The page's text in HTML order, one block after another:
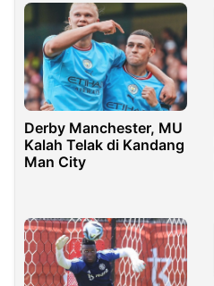
Derby Manchester, MU
Kalah Telak di Kandang
Man City